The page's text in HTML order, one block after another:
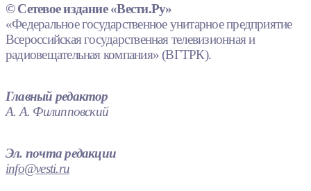
© Сетевое издание «Вести.Ру»
«Федеральное государственное унитарное предприятие
Всероссийская государственная телевизионная и
радиовещательная компания» (ВГТРК).
Главный редактор
А. А. Филипповский
Эл. почта редакции
info@vesti.ru